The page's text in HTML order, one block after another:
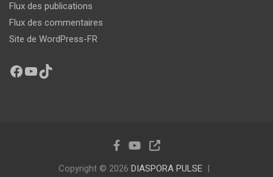
Flux des publications
Flux des commentaires
Site de WordPress-FR
Copyright © 2026 DIASPORA PULSE